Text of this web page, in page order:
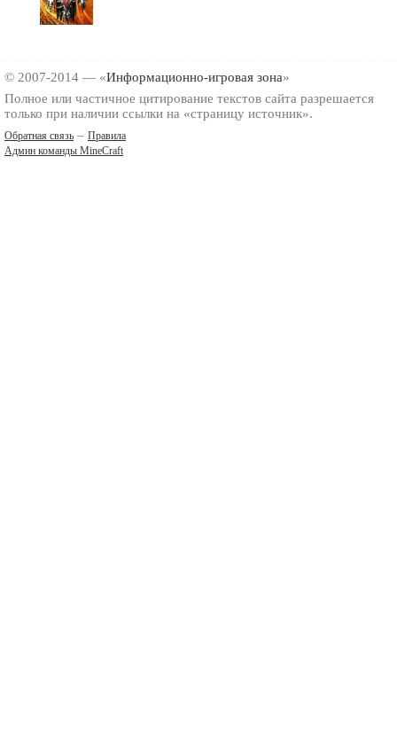
© 2007-2014 — «Информационно-игровая зона»
Полное или частичное цитирование текстов сайта разрешается
только при наличии ссылки на «страницу источник».
Обратная связь – Правила
Админ команды MineCraft